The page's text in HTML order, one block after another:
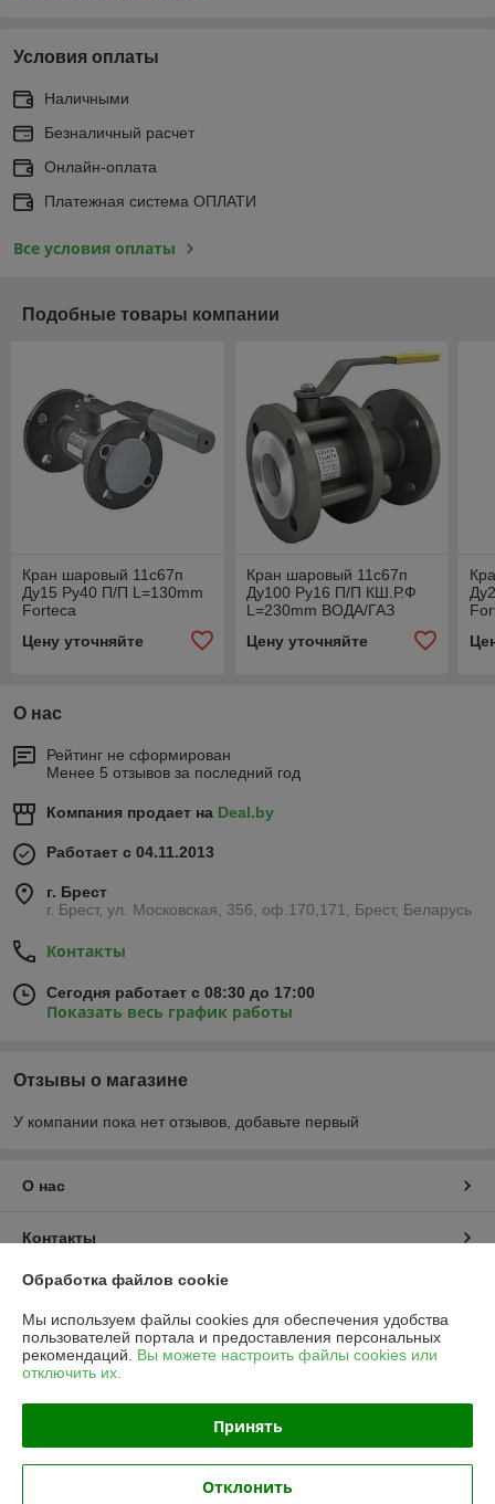
Условия оплаты
Наличными
Безналичный расчет
Онлайн-оплата
Платежная система ОПЛАТИ
Все условия оплаты
Подобные товары компании
Кран шаровый 11с67п
Ду15 Ру40 П/П L=130mm
Forteca
Цену уточняйте
Кран шаровый 11с67п
Ду100 Ру16 П/П КШ.Р.Ф
L=230mm ВОДА/ГАЗ
Цену уточняйте
О нас
Рейтинг не сформирован
Менее 5 отзывов за последний год
Компания продает на Deal.by
Работает с 04.11.2013
г. Брест
г. Брест, ул. Московская, 356, оф.170,171, Брест, Беларусь
Контакты
Сегодня работает с 08:30 до 17:00
Показать весь график работы
Отзывы о магазине
У компании пока нет отзывов, добавьте первый
О нас
Контакты
Доставка и оплата
График работы
Политика обработки cookies
Сайт создан на платформе Deal.by
Обработка файлов cookie
Мы используем файлы cookies для обеспечения удобства
пользователей портала и предоставления персональных
рекомендаций. Вы можете настроить файлы cookies или
отключить их.
Принять
Отклонить